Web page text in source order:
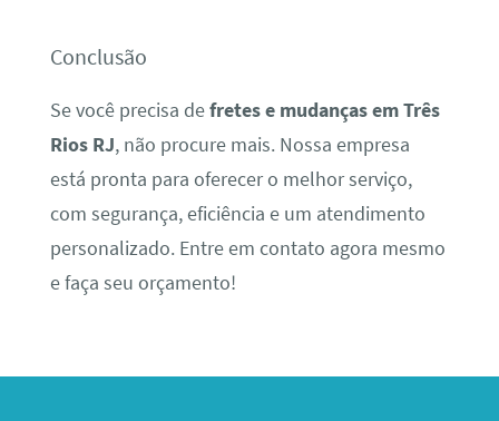
Conclusão
Se você precisa defretes e mudanças em Três
Rios RJ, não procure mais. Nossa empresa
está pronta para oferecer o melhor serviço,
com segurança, eficiência e um atendimento
personalizado. Entre em contato agora mesmo
e faça seu orçamento!